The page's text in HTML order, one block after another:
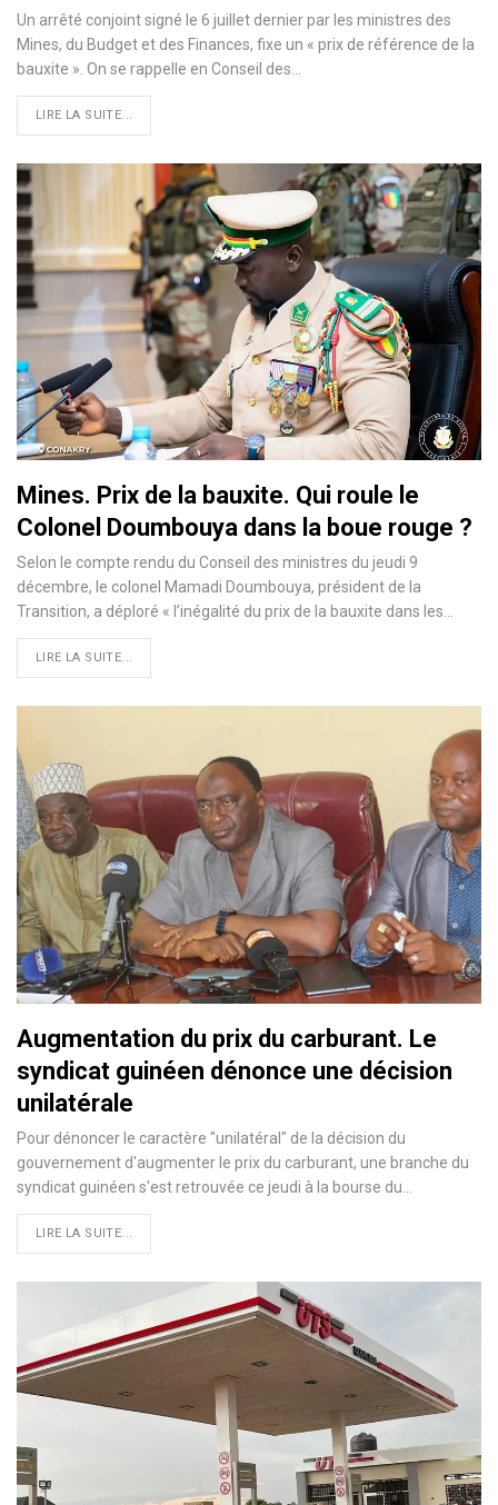
Un arrêté conjoint signé le 6 juillet dernier par les ministres des
Mines, du Budget et des Finances, fixe un « prix de référence de la
bauxite ». On se rappelle en Conseil des…
LIRE LA SUITE...
Mines. Prix de la bauxite. Qui roule le
Colonel Doumbouya dans la boue rouge ?
Selon le compte rendu du Conseil des ministres du jeudi 9
décembre, le colonel Mamadi Doumbouya, président de la
Transition, a déploré « l’inégalité du prix de la bauxite dans les…
LIRE LA SUITE...
Augmentation du prix du carburant. Le
syndicat guinéen dénonce une décision
unilatérale
Pour dénoncer le caractère "unilatéral" de la décision du
gouvernement d'augmenter le prix du carburant, une branche du
syndicat guinéen s'est retrouvée ce jeudi à la bourse du…
LIRE LA SUITE...